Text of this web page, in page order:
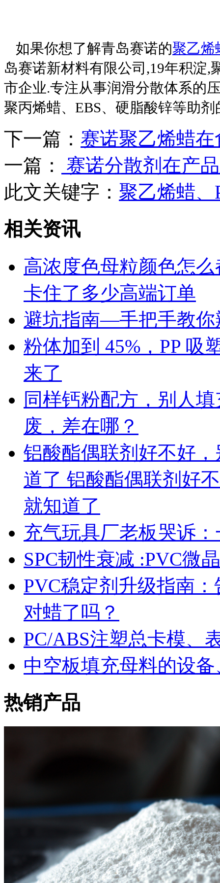
如果你想了解青岛赛诺的聚乙烯
岛赛诺新材料有限公司,19年积淀
市企业.专注从事润滑分散体系的
聚丙烯蜡、EBS、硬脂酸锌等助
下一篇： 赛诺聚乙烯蜡
一篇：
赛诺分散剂在产
此文关键字： 聚乙烯蜡、
相关资讯
高浓度色母粒颜色怎
卡住了多少高端订单
避坑指南—手把手教你
粉体加到 45%，PP 吸
来了
同样钙粉配方，别人
废，差在哪？
铝酸酯偶联剂好不好
道了 铝酸酯偶联剂好
就知道了
充气玩具厂老板哭诉
SPC韧性衰减 :PVC微
PVC稳定剂升级指南
对蜡了吗？
PC/ABS注塑总卡模、
中空板填充母料的设
热销产品